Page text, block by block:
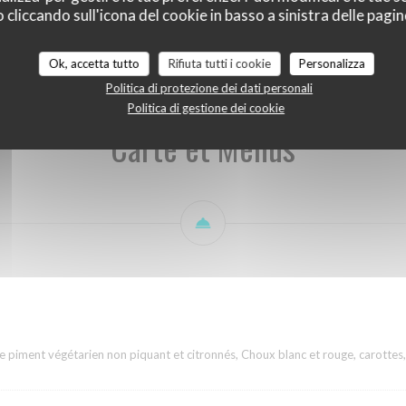
cliccando sull'icona del cookie in basso a sinistra delle
Ok, accetta tutto Rifiuta tutti i cookie
Personalizza
Politica di protezione dei dati personali
Politica di gestione dei cookie
Boissons & cocktails Brunch Notre sélection de vins
Carte et Menus
piment végétarien non piquant et citronnés, Choux blanc et rouge,